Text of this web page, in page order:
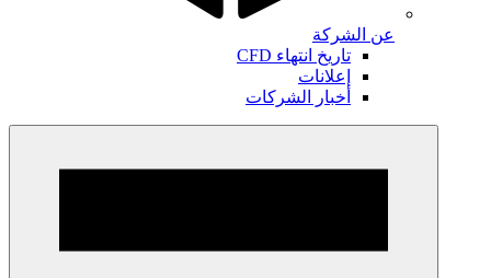
عن الشركة
تاريخ انتهاء CFD
إعلانات
أخبار الشركات